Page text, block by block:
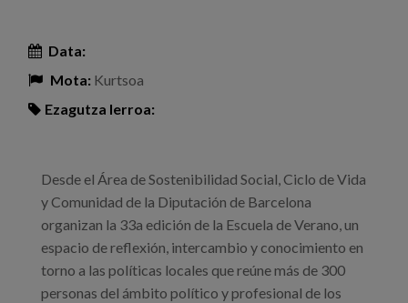
Data:
Mota: Kurtsoa
Ezagutza lerroa:
Desde el Área de Sostenibilidad Social, Ciclo de Vida
y Comunidad de la Diputación de Barcelona
organizan la 33a edición de la Escuela de Verano, un
espacio de reflexión, intercambio y conocimiento en
torno a las políticas locales que reúne más de 300
personas del ámbito político y profesional de los